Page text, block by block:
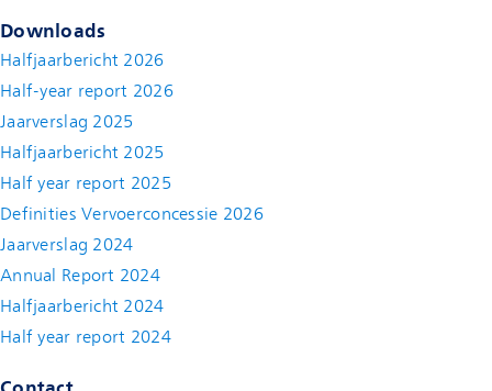
Downloads
Halfjaarbericht 2026
Half-year report 2026
Jaarverslag 2025
Halfjaarbericht 2025
Half year report 2025
Definities Vervoerconcessie 2026
Jaarverslag 2024
Annual Report 2024
Halfjaarbericht 2024
Half year report 2024(new window)